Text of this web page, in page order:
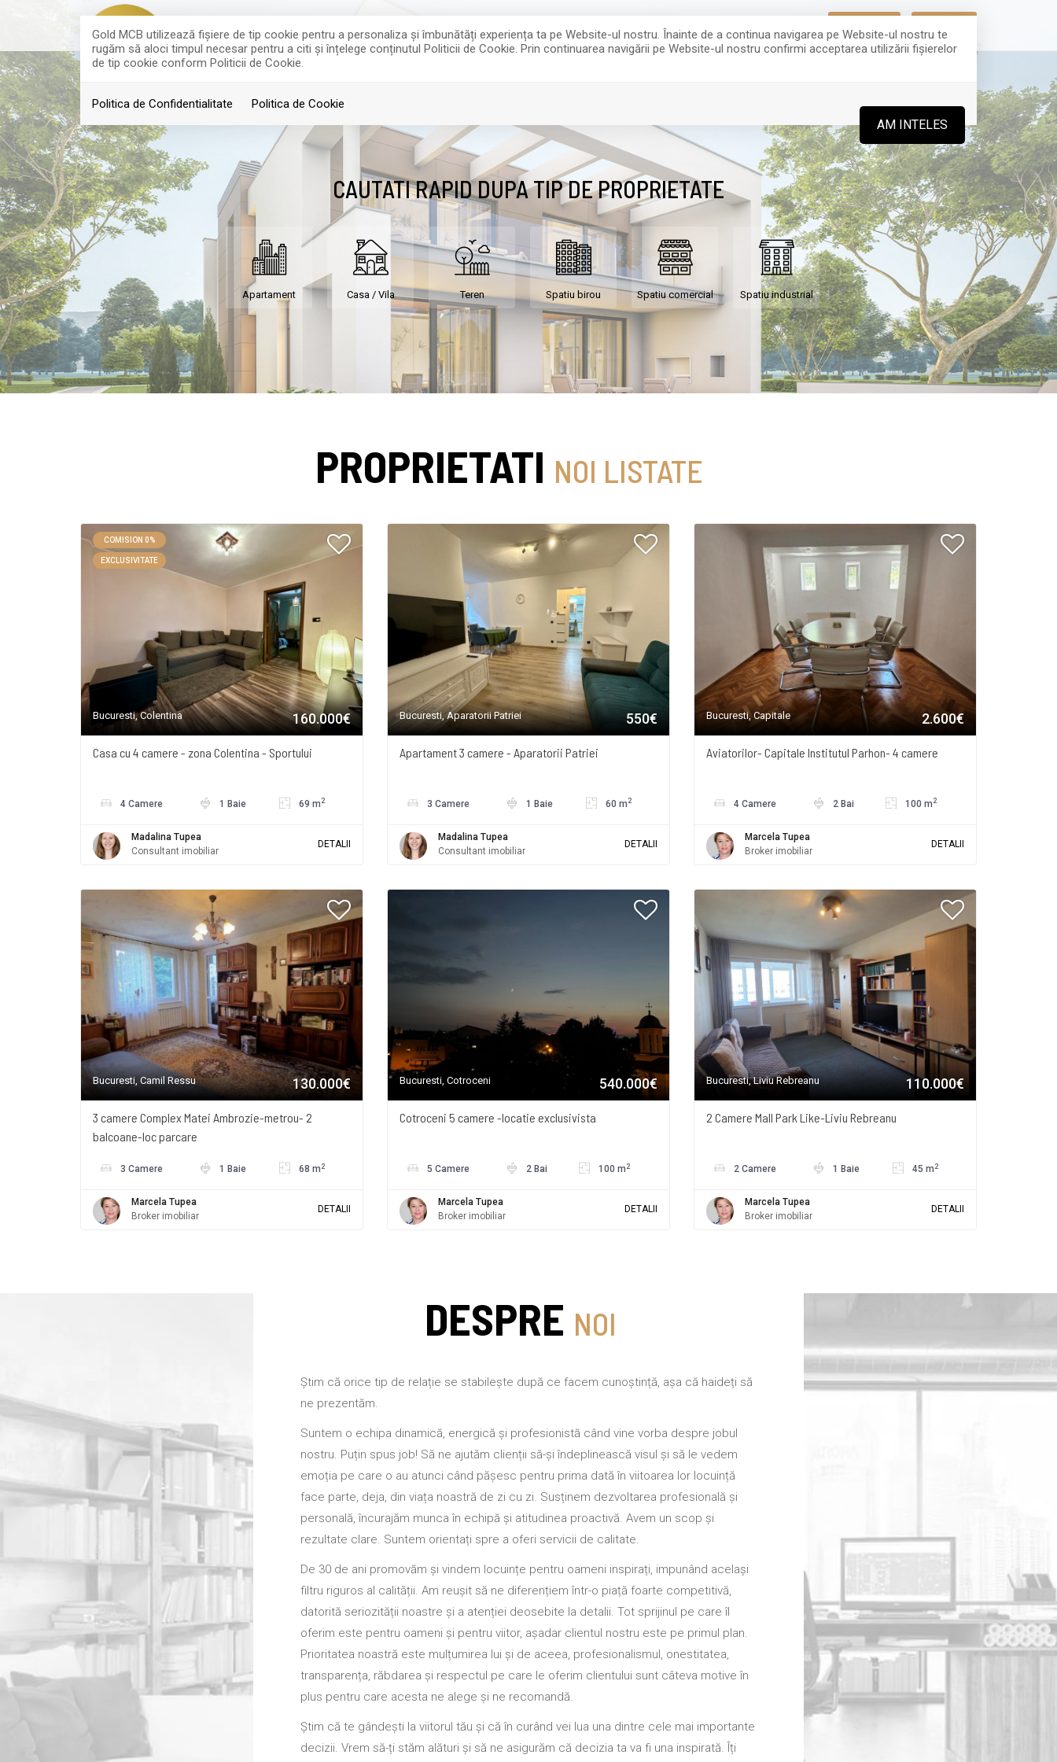
Gold MCB utilizează fişiere de tip cookie pentru a personaliza și îmbunătăți experiența ta pe Website-ul nostru. Înainte de a continua navigarea pe Website-ul nostru te
rugăm să aloci timpul necesar pentru a citi și înțelege conținutul Politicii de Cookie. Prin continuarea navigării pe Website-ul nostru confirmi acceptarea utilizării fişierelor
de tip cookie conform Politicii de Cookie.
Politica de Confidentialitate Politica de Cookie
AM INTELES
0720721735
CAUTATI RAPID DUPA TIP DE PROPRIETATE
Apartament Casa / Vila Teren Spatiu birou Spatiu comercial Spatiu industrial
PROPRIETATI NOI LISTATE
COMISION 0%
EXCLUSIVITATE
Bucuresti, Colentina 160.000€
Casa cu 4 camere - zona Colentina - Sportului
4 Camere 1 Baie 69 m 2
Madalina Tupea
Consultant imobiliar
DETALII
Bucuresti, Aparatorii Patriei 550€
Apartament 3 camere - Aparatorii Patriei
3 Camere 1 Baie 60 m 2
Madalina Tupea
Consultant imobiliar
DETALII
Bucuresti, Capitale 2.600€
Aviatorilor- Capitale Institutul Parhon- 4 camere
4 Camere 2 Bai 100 m 2
Marcela Tupea
Broker imobiliar
DETALII
Bucuresti, Camil Ressu 130.000€
3 camere Complex Matei Ambrozie-metrou- 2
balcoane-loc parcare
3 Camere 1 Baie 68 m 2
Marcela Tupea
Broker imobiliar
DETALII
Bucuresti, Cotroceni 540.000€
Cotroceni 5 camere -locatie exclusivista
5 Camere 2 Bai 100 m 2
Marcela Tupea
Broker imobiliar
DETALII
Bucuresti, Liviu Rebreanu 110.000€
2 Camere Mall Park Like-Liviu Rebreanu
2 Camere 1 Baie 45 m 2
Marcela Tupea
Broker imobiliar
DETALII
DESPRE NOI
Știm că orice tip de relație se stabilește după ce facem cunoștință, așa că haideți să
ne prezentăm.
Suntem o echipa dinamică, energică și profesionistă când vine vorba despre jobul
nostru. Puțin spus job! Să ne ajutăm clienții să-și îndeplinească visul și să le vedem
emoția pe care o au atunci când pășesc pentru prima dată în viitoarea lor locuință
face parte, deja, din viața noastră de zi cu zi. Susținem dezvoltarea profesională și
personală, încurajăm munca în echipă și atitudinea proactivă. Avem un scop și
rezultate clare. Suntem orientați spre a oferi servicii de calitate.
De 30 de ani promovăm și vindem locuințe pentru oameni inspirați, impunând același
filtru riguros al calității. Am reușit să ne diferențiem într-o piață foarte competitivă,
datorită seriozității noastre și a atenției deosebite la detalii. Tot sprijinul pe care îl
oferim este pentru oameni și pentru viitor, așadar clientul nostru este pe primul plan.
Prioritatea noastră este mulțumirea lui și de aceea, profesionalismul, onestitatea,
transparența, răbdarea și respectul pe care le oferim clientului sunt câteva motive în
plus pentru care acesta ne alege și ne recomandă.
Știm că te gândești la viitorul tău și că în curând vei lua una dintre cele mai importante
decizii. Vrem să-ți stăm alături și să ne asigurăm că decizia ta va fi una inspirată. Îți